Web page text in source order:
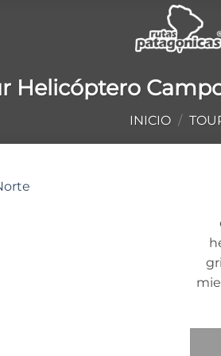
Helicóptero
INICIO /